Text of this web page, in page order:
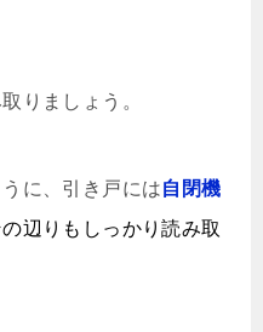
りましょう。
に、引き戸には自閉機
辺りもしっかり読み取